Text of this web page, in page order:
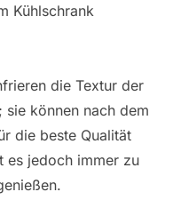
Kühlschrank
die Textur der
sie können nach dem
die beste Qualität
es jedoch immer zu